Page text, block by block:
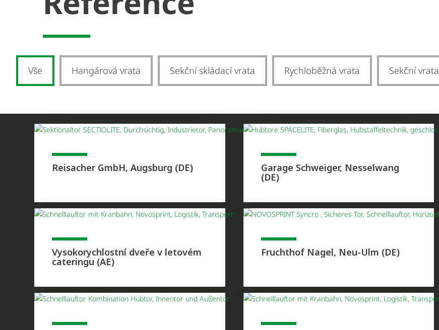
Vše Hangárová vrata Sekční skládací vrata Rychloběžná vrata Sekční vrata
Reisacher GmbH, Augsburg (DE) Garage Schweiger, Nesselwang
(DE)
Vysokorychlostní dveře v letovém
cateringu (AE)
Fruchthof Nagel, Neu-Ulm (DE)